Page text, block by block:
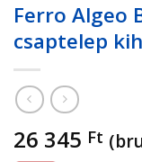
Ferro Algeo
csaptelep
26 345 Ft